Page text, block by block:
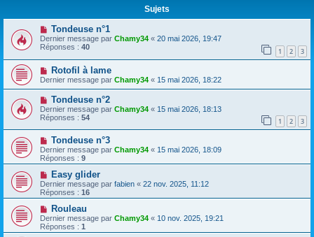
Sujets
Tondeuse n°1
Dernier message par Chamy34 « 20 mai 2026, 19:47
Réponses : 40 1 2 3
Rotofil à lame
Dernier message par Chamy34 « 15 mai 2026, 18:22
Tondeuse n°2
Dernier message par Chamy34 « 15 mai 2026, 18:13
Réponses : 54 1 2 3
Tondeuse n°3
Dernier message par Chamy34 « 15 mai 2026, 18:09
Réponses : 9
Easy glider
Dernier message par fabien « 22 nov. 2025, 11:12
Réponses : 16
Rouleau
Dernier message par Chamy34 « 10 nov. 2025, 19:21
Réponses : 1